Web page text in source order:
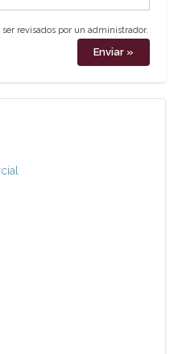
revisados por un administrador.